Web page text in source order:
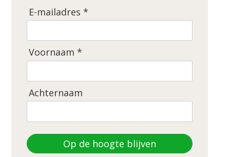
E-mailadres *
Voornaam *
Achternaam
Op de hoogte blijven